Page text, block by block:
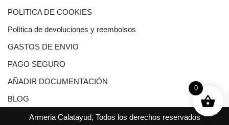
POLITICA DE COOKIES
Política de devoluciones y reembolsos
GASTOS DE ENVIO
PAGO SEGURO
AÑADIR DOCUMENTACIÓN
BLOG
Armeria Calatayud, Todos los derechos reservados
0